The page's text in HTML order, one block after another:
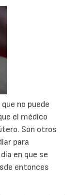
no puede
el médico
Son otros
para
en que se
entonces